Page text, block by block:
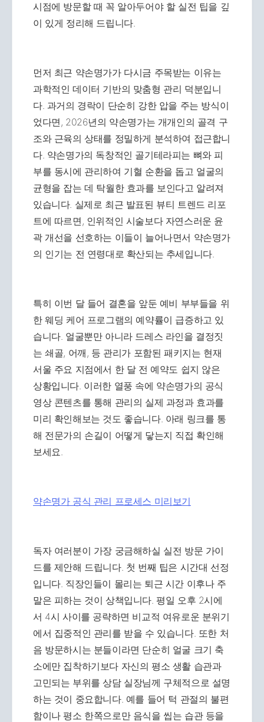
시점에 방문할 때 꼭 알아두어야 할 실전 팁을 깊
이 있게 정리해 드립니다.
먼저 최근 약손명가가 다시금 주목받는 이유는
과학적인 데이터 기반의 맞춤형 관리 덕분입니
다. 과거의 경락이 단순히 강한 압을 주는 방식이
었다면, 2026년의 약손명가는 개개인의 골격 구
조와 근육의 상태를 정밀하게 분석하여 접근합니
다. 약손명가의 독창적인 골기테라피는 뼈와 피
부를 동시에 관리하여 기혈 순환을 돕고 얼굴의
균형을 잡는 데 탁월한 효과를 보인다고 알려져
있습니다. 실제로 최근 발표된 뷰티 트렌드 리포
트에 따르면, 인위적인 시술보다 자연스러운 윤
곽 개선을 선호하는 이들이 늘어나면서 약손명가
의 인기는 전 연령대로 확산되는 추세입니다.
특히 이번 달 들어 결혼을 앞둔 예비 부부들을 위
한 웨딩 케어 프로그램의 예약률이 급증하고 있
습니다. 얼굴뿐만 아니라 드레스 라인을 결정짓
는 쇄골, 어깨, 등 관리가 포함된 패키지는 현재
서울 주요 지점에서 한 달 전 예약도 쉽지 않은
상황입니다. 이러한 열풍 속에 약손명가의 공식
영상 콘텐츠를 통해 관리의 실제 과정과 효과를
미리 확인해보는 것도 좋습니다. 아래 링크를 통
해 전문가의 손길이 어떻게 닿는지 직접 확인해
보세요.
약손명가 공식 관리 프로세스 미리보기
독자 여러분이 가장 궁금해하실 실전 방문 가이
드를 제안해 드립니다. 첫 번째 팁은 시간대 선정
입니다. 직장인들이 몰리는 퇴근 시간 이후나 주
말은 피하는 것이 상책입니다. 평일 오후 2시에
서 4시 사이를 공략하면 비교적 여유로운 분위기
에서 집중적인 관리를 받을 수 있습니다. 또한 처
음 방문하시는 분들이라면 단순히 얼굴 크기 축
소에만 집착하기보다 자신의 평소 생활 습관과
고민되는 부위를 상담 실장님께 구체적으로 설명
하는 것이 중요합니다. 예를 들어 턱 관절의 불편
함이나 평소 한쪽으로만 음식을 씹는 습관 등을